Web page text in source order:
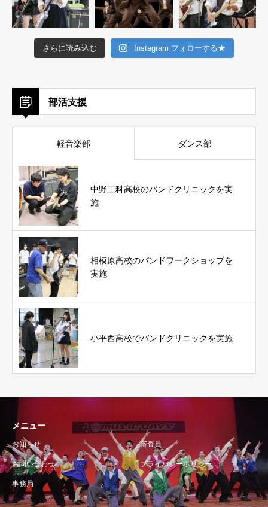
さらに読み込む Instagram フォローする★
部活支援
軽音楽部 ダンス部
中野工科高校のバンドクリニックを実
施
相模原高校のバンドワークショップを
実施
小平西高校でバンドクリニックを実施
メニュー
お知らせ 審査員
お問い合わせ プライバシーポリシー
事務局